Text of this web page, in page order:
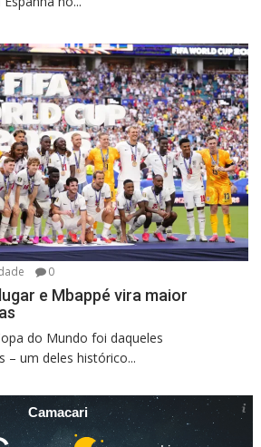
0
e Mbappé vira maior
do Mundo foi daqueles
– um deles histórico...
Camacari